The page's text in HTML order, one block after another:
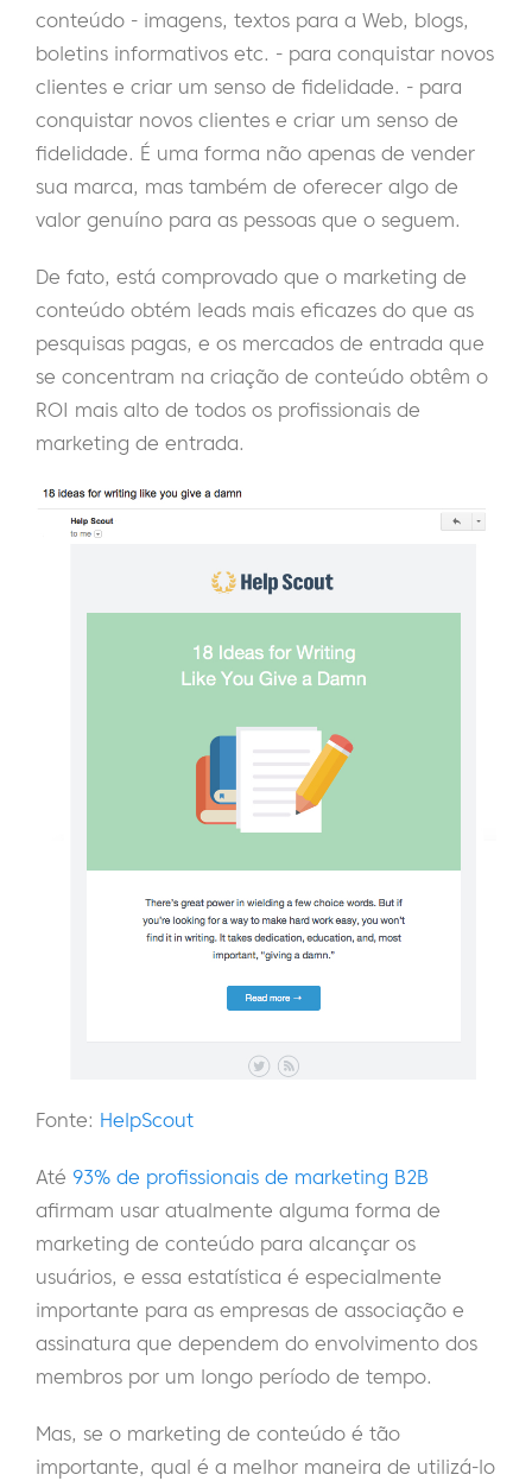
conteúdo - imagens, textos para a Web, blogs,
boletins informativos etc. - para conquistar novos
clientes e criar um senso de fidelidade. - para
conquistar novos clientes e criar um senso de
fidelidade. É uma forma não apenas de vender
sua marca, mas também de oferecer algo de
valor genuíno para as pessoas que o seguem.
De fato, está comprovado que o marketing de
conteúdo obtém leads mais eficazes do que as
pesquisas pagas, e os mercados de entrada que
se concentram na criação de conteúdo obtêm o
ROI mais alto de todos os profissionais de
marketing de entrada.
Fonte: HelpScout
Até 93% de profissionais de marketing B2B
afirmam usar atualmente alguma forma de
marketing de conteúdo para alcançar os
usuários, e essa estatística é especialmente
importante para as empresas de associação e
assinatura que dependem do envolvimento dos
membros por um longo período de tempo.
Mas, se o marketing de conteúdo é tão
importante, qual é a melhor maneira de utilizá-lo